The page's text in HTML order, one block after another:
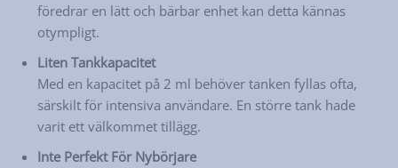
föredrar en lätt och bärbar enhet kan detta kännas
otympligt.
Liten Tankkapacitet
Med en kapacitet på 2 ml behöver tanken fyllas ofta,
särskilt för intensiva användare. En större tank hade
varit ett välkommet tillägg.
Inte Perfekt För Nybörjare